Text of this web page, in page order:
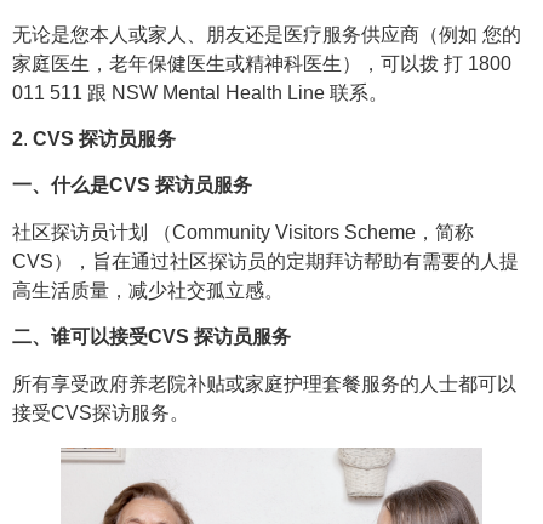
无论是您本人或家人、朋友还是医疗服务供应商（例如 您的
家庭医生，老年保健医生或精神科医生），可以拨 打 1800
011 511 跟 NSW Mental Health Line 联系。
2. CVS 探访员服务
一、什么是CVS 探访员服务
社区探访员计划 （Community Visitors Scheme，简称
CVS），旨在通过社区探访员的定期拜访帮助有需要的人提
高生活质量，减少社交孤立感。
二、谁可以接受CVS 探访员服务
所有享受政府养老院补贴或家庭护理套餐服务的人士都可以
接受CVS探访服务。